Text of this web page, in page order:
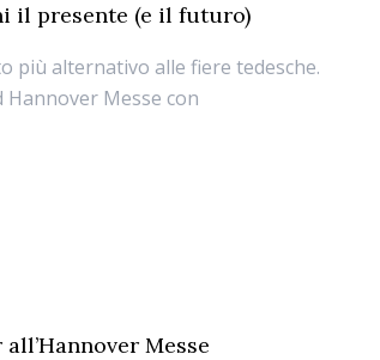
il presente (e il futuro)
più alternativo alle fiere tedesche.
Messe con
Messe